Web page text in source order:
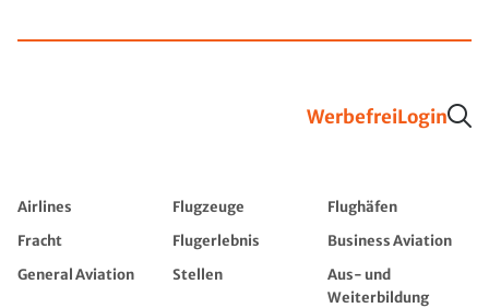
WerbefreiLogin
Airlines Flugzeuge
Flughäfen
Fracht
Flugerlebnis
Business Aviation
General Aviation
Stellen
Aus- und
Weiterbildung